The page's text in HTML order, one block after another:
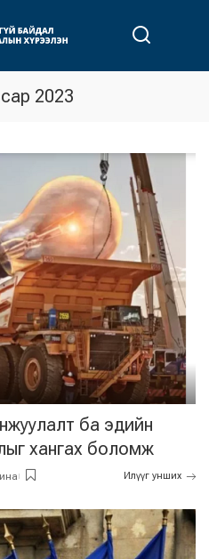
2023
ба эдийн
хангах боломж
Илүүг унших